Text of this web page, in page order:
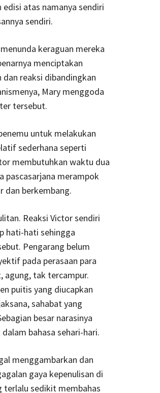
atas namanya sendiri
sendiri.
keraguan mereka
menciptakan
reaksi dibandingkan
Mary menggoda
tersebut.
untuk melakukan
sederhana seperti
membutuhkan waktu dua
pascasarjana merampok
dan berkembang.
Reaksi Victor sendiri
hati-hati sehingga
Pengarang belum
pada perasaan para
agung, tak tercampur.
puitis yang diucapkan
sahabat yang
besar narasinya
bahasa sehari-hari.
menggambarkan dan
gaya kepenulisan di
terlalu sedikit membahas